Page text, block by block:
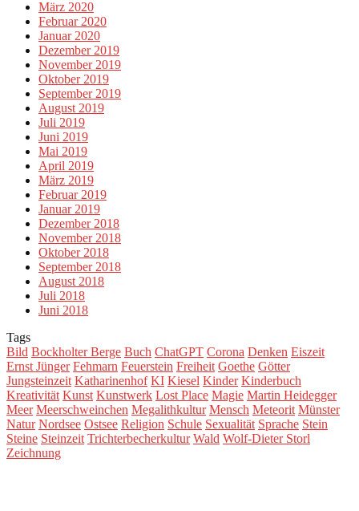
März 2020
Februar 2020
Januar 2020
Dezember 2019
November 2019
Oktober 2019
September 2019
August 2019
Juli 2019
Juni 2019
Mai 2019
April 2019
März 2019
Februar 2019
Januar 2019
Dezember 2018
November 2018
Oktober 2018
September 2018
August 2018
Juli 2018
Juni 2018
Tags
Bild Bockholter Berge Buch ChatGPT Corona Denken Eiszeit
Ernst Jünger Fehmarn Feuerstein Freiheit Goethe Götter
Jungsteinzeit Katharinenhof KI Kiesel Kinder Kinderbuch
Kreativität Kunst Kunstwerk Lost Place Magie Martin Heidegger
Meer Meerschweinchen Megalithkultur Mensch Meteorit Münster
Natur Nordsee Ostsee Religion Schule Sexualität Sprache Stein
Steine Steinzeit Trichterbecherkultur Wald Wolf-Dieter Storl
Zeichnung